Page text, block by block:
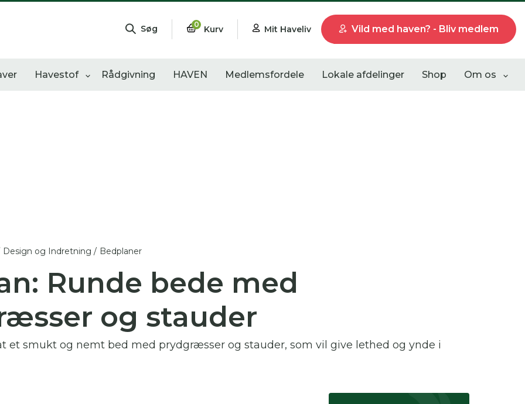
Søg 0 Kurv Mit Haveliv Vild med haven? - Bliv medlem
Havestof Rådgivning HAVEN Medlemsfordele Lokale afdelinger Shop Om os
skal indtaste minimum 3 tegn for at se
kan du søge i hele vores katalog af artikler, arrangementer,
produkter og åbne haver.
Design og Indretning / Bedplaner
Runde bede med
og stauder
et smukt og nemt bed med prydgræsser og stauder, som vil give lethed og ynde i